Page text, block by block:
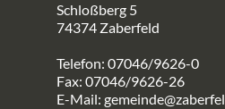
Schloßberg 5
74374 Zaberfeld
Telefon: 07046/9626-0
Fax: 07046/9626-26
E-Mail: